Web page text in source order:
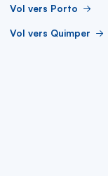
Vol vers Porto
Vol vers Quimper